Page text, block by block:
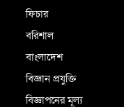
ফিচার
বরিশাল
বাংলাদেশ
বিজ্ঞান প্রযুক্তি
বিজ্ঞাপনের মূল্য